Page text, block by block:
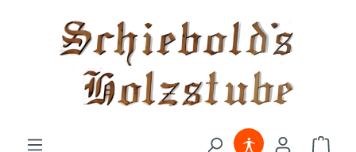
springen